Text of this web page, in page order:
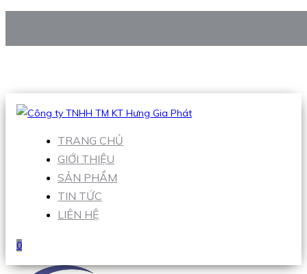
Hotline:0938 906 663
TRANG CHỦ
GIỚI THIỆU
SẢN PHẨM
TIN TỨC
LIÊN HỆ
0